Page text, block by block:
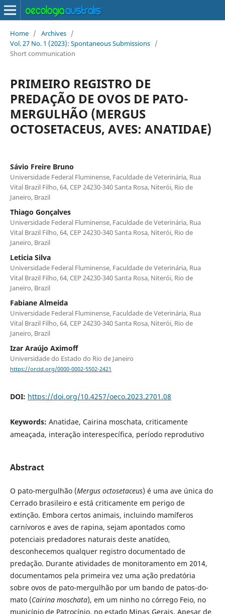
Home / Archives /
Vol. 27 No. 1 (2023): Spontaneous Submissions /
Short communication
PRIMEIRO REGISTRO DE
PREDAÇÃO DE OVOS DE PATO-
MERGULHÃO (MERGUS
OCTOSETACEUS, AVES: ANATIDAE)
Sávio Freire Bruno
Universidade Federal Fluminense, Faculdade de Veterinária, Rua
Vital Brazil Filho, 64, CEP 24230-340 Santa Rosa, Niterói, Rio de
Janeiro, Brazil
Thiago Gonçalves
Universidade Federal Fluminense, Faculdade de Veterinária, Rua
Vital Brazil Filho, 64, CEP 24230-340 Santa Rosa, Niterói, Rio de
Janeiro, Brazil
Leticia Silva
Universidade Federal Fluminense, Faculdade de Veterinária, Rua
Vital Brazil Filho, 64, CEP 24230-340 Santa Rosa, Niterói, Rio de
Janeiro, Brazil
Fabiane Almeida
Universidade Federal Fluminense, Faculdade de Veterinária, Rua
Vital Brazil Filho, 64, CEP 24230-340 Santa Rosa, Niterói, Rio de
Janeiro, Brazil
Izar Araújo Aximoff
Universidade do Estado do Rio de Janeiro
https://orcid.org/0000-0002-5502-2421
DOI: https://doi.org/10.4257/oeco.2023.2701.08
Keywords: Anatidae, Cairina moschata, criticamente
ameaçada, interação interespecífica, período reprodutivo
Abstract
O pato-mergulhão (Mergus octosetaceus) é uma ave única do
Cerrado brasileiro e está criticamente em perigo de
extinção. Embora certos animais, incluindo mamíferos
carnívoros e aves de rapina, sejam apontados como
potenciais predadores naturais deste anatídeo,
desconhecemos qualquer registro documentado de
predação. Durante atividades de monitoramento em 2014,
documentamos pela primeira vez uma ação predatória
sobre ovos de pato-mergulhão por um bando de patos-do-
mato (Cairina moschata), em um ninho no córrego Feio, no
município de Patrocínio, no estado Minas Gerais. Apesar de